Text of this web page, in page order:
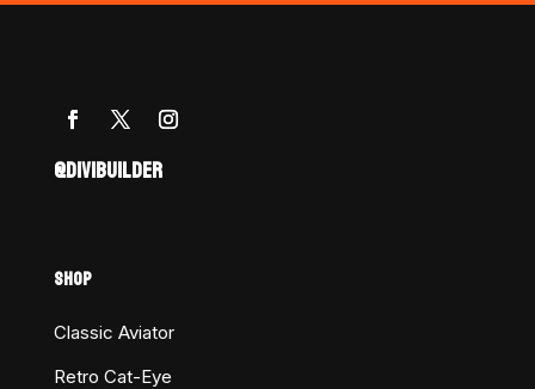
@DIVIBUILDER
SHOP
Classic Aviator
Retro Cat-Eye